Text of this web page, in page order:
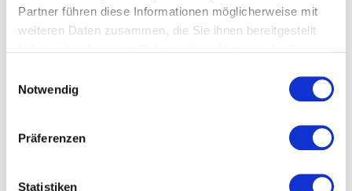
Partner führen diese Informationen möglicherweise mit
weiteren Daten zusammen, die Sie ihnen bereitgestellt
Cookies, wenn Sie unsere Webseite weiterhin nutzen.
Notwendig
Präferenzen
Statistiken